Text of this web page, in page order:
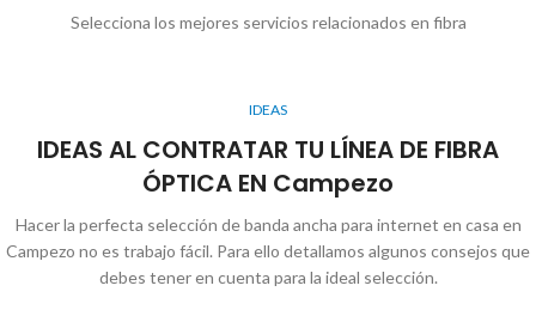
Selecciona los mejores servicios relacionados en fibra
IDEAS
IDEAS AL CONTRATAR TU LÍNEA DE FIBRA
ÓPTICA EN Campezo
Hacer la perfecta selección de banda ancha para internet en casa en
Campezo no es trabajo fácil. Para ello detallamos algunos consejos que
debes tener en cuenta para la ideal selección.